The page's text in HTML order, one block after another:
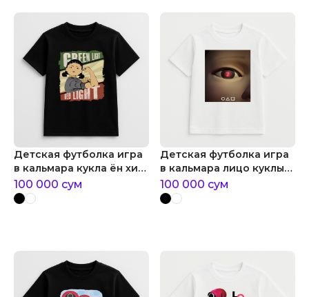
Детская футболка игра
в кальмара кукла ён хи
зеленый свет или
красный
100 000 сум
Детская футболка игра
в кальмара лицо куклы
из игры в кальмара
100 000 сум